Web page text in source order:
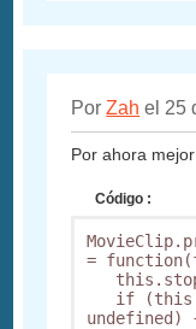
PorZah el 25
Por ahora
Código :
=
if
undefined)